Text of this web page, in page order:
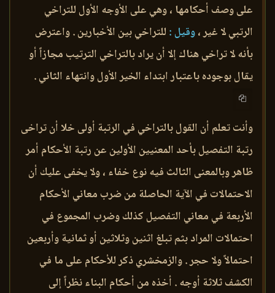
على وصف أحكامها ، وهي على الأوجه الأول للتراخي
الرتبي لا غير ،وقيل : للتراخي بين الأخبارين . واعترض
بأنه لا تراخي هناك إلا أن يراد بالتراخي الترتيب مجازاً أو
يقال بوجوده باعتبار ابتداء الخير الأول وانتهاء الثاني .
وأنت تعلم أن القول بالتراخي في الرتبة أولى خلا أن تراخى
رتبة التفصيل بأحد المعنيين الأولين عن رتبة الأحكام أمر
ظاهر وبالمعنى الثالث فيه نوع خفاء ، ولا يخفى عليك أن
الاحتمالات في الآية الحاصلة من ضرب معاني الأحكام
الأربعة في معاني التفصيل كذلك وضرب المجموع في
احتمالات المراد بثم تبلغ اثنين وثلاثين أو ثمانية وأربعين
احتمالاً ولا حجر . والزمخشري ذكر للأحكام على ما في
الكشف ثلاثة أوجه . أخذه من أحكام البناء نظراً إلى